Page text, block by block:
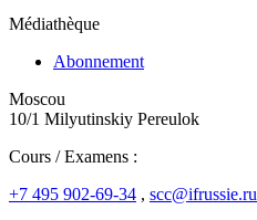
Médiathèque
Abonnement
Moscou
10/1 Milyutinskiy Pereulok
Cours / Examens :
+7 495 902-69-34 , scc@ifrussie.ru